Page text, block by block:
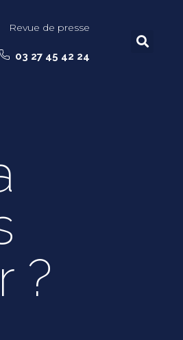
Revue de presse
03 27 45 42 24
?